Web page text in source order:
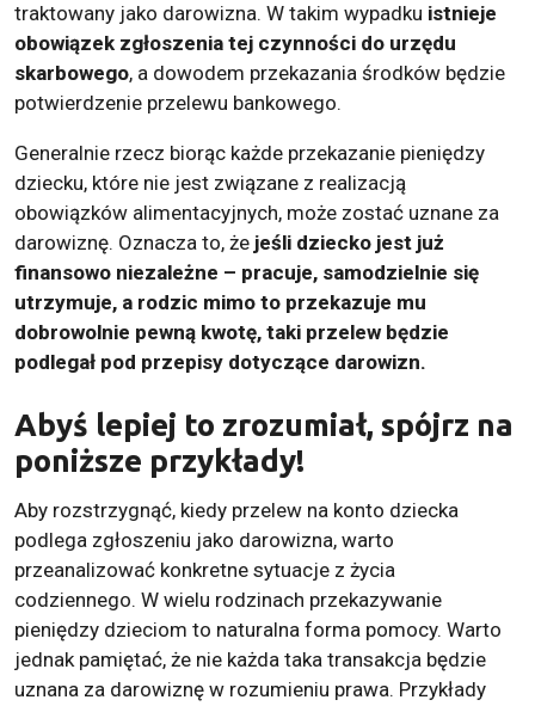
traktowany jako darowizna. W takim wypadku istnieje
obowiązek zgłoszenia tej czynności do urzędu
skarbowego, a dowodem przekazania środków będzie
potwierdzenie przelewu bankowego.
Generalnie rzecz biorąc każde przekazanie pieniędzy
dziecku, które nie jest związane z realizacją
obowiązków alimentacyjnych, może zostać uznane za
darowiznę. Oznacza to, że jeśli dziecko jest już
finansowo niezależne – pracuje, samodzielnie się
utrzymuje, a rodzic mimo to przekazuje mu
dobrowolnie pewną kwotę, taki przelew będzie
podlegał pod przepisy dotyczące darowizn.
Abyś lepiej to zrozumiał, spójrz na
poniższe przykłady!
Aby rozstrzygnąć, kiedy przelew na konto dziecka
podlega zgłoszeniu jako darowizna, warto
przeanalizować konkretne sytuacje z życia
codziennego. W wielu rodzinach przekazywanie
pieniędzy dzieciom to naturalna forma pomocy. Warto
jednak pamiętać, że nie każda taka transakcja będzie
uznana za darowiznę w rozumieniu prawa. Przykłady